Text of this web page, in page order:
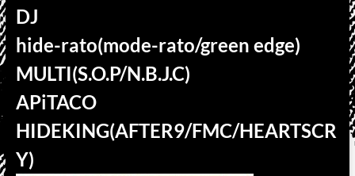
DJ
hide-rato(mode-rato/green edge)
MULTI(S.O.P/N.B.J.C)
APiTACO
HIDEKING(AFTER9/FMC/HEARTSCR
Y)